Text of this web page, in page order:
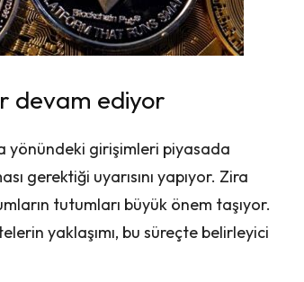
devam ediyor
yönündeki girişimleri piyasada
gerektiği uyarısını yapıyor. Zira
tutumları büyük önem taşıyor.
yaklaşımı, bu süreçte belirleyici